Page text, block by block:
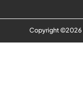
Copyright ©2026